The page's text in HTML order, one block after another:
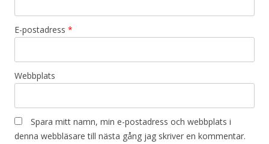
E-postadress *
Webbplats
Spara mitt namn, min e-postadress och webbplats i
denna webbläsare till nästa gång jag skriver en kommentar.